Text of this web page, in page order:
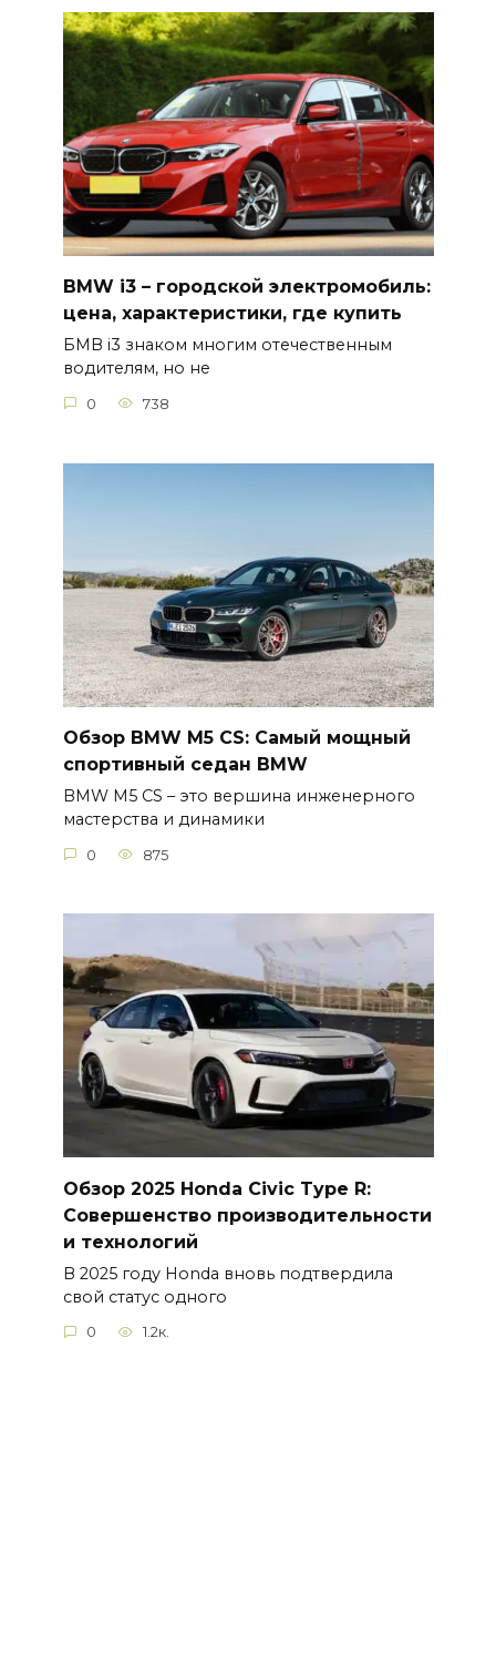
BMW i3 – городской электромобиль:
цена, характеристики, где купить
БМВ і3 знаком многим отечественным
водителям, но не
0 738
Обзор BMW M5 CS: Самый мощный
спортивный седан BMW
BMW M5 CS – это вершина инженерного
мастерства и динамики
0 875
Обзор 2025 Honda Civic Type R:
Совершенство производительности
и технологий
В 2025 году Honda вновь подтвердила
свой статус одного
0 1.2к.